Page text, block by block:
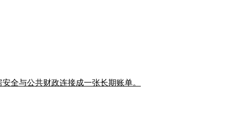
全与公共财政连接成一张长期账单。